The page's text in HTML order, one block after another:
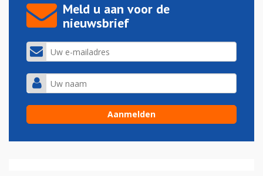
Meld u aan voor de
nieuwsbrief